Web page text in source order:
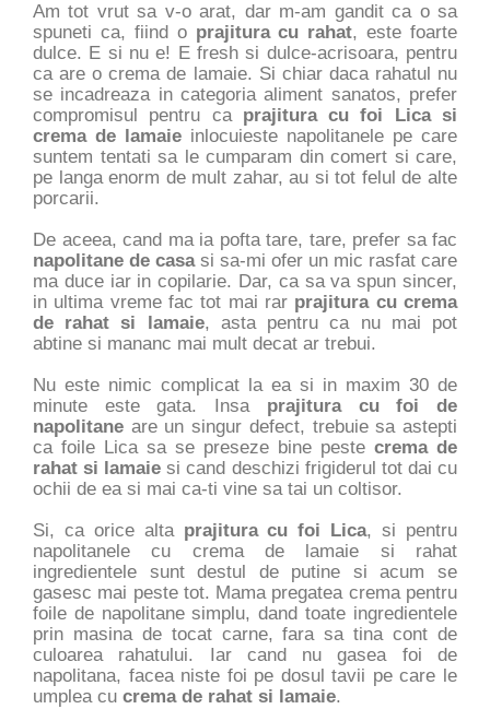
Am tot vrut sa v-o arat, dar m-am gandit ca o sa
spuneti ca, fiind oprajitura cu rahat, este foarte
dulce. E si nu e! E fresh si dulce-acrisoara, pentru
ca are o crema de lamaie. Si chiar daca rahatul nu
se incadreaza in categoria aliment sanatos, prefer
compromisul pentru ca prajitura cu foi Lica si
crema de lamaie inlocuieste napolitanele pe care
suntem tentati sa le cumparam din comert si care,
pe langa enorm de mult zahar, au si tot felul de alte
porcarii.
De aceea, cand ma ia pofta tare, tare, prefer sa fac
napolitane de casasi sa-mi ofer un mic rasfat care
ma duce iar in copilarie. Dar, ca sa va spun sincer,
in ultima vreme fac tot mai rar prajitura cu crema
de rahat si lamaie, asta pentru ca nu mai pot
abtine si mananc mai mult decat ar trebui.
Nu este nimic complicat la ea si in maxim 30 de
minute este gata. Insaprajitura cu foi de
napolitane are un singur defect, trebuie sa astepti
ca foile Lica sa se preseze bine peste crema de
rahat si lamaiesi cand deschizi frigiderul tot dai cu
ochii de ea si mai ca-ti vine sa tai un coltisor.
Si, ca orice alta prajitura cu foi Lica, si pentru
napolitanele cu crema de lamaie si rahat
ingredientele sunt destul de putine si acum se
gasesc mai peste tot. Mama pregatea crema pentru
foile de napolitane simplu, dand toate ingredientele
prin masina de tocat carne, fara sa tina cont de
culoarea rahatului. Iar cand nu gasea foi de
napolitana, facea niste foi pe dosul tavii pe care le
umplea cu crema de rahat si lamaie.